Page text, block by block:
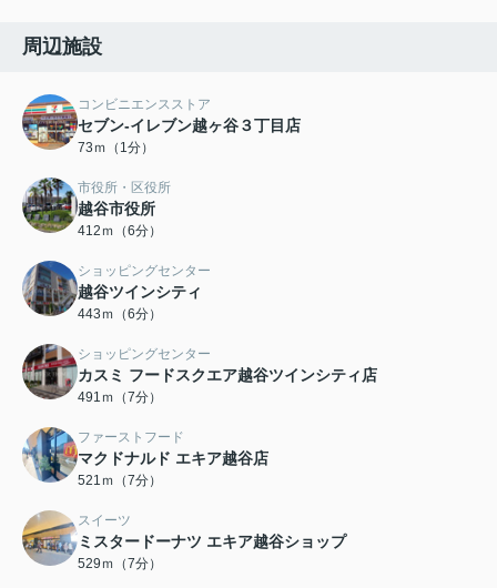
周辺施設
コンビニエンスストア
セブン-イレブン越ヶ谷３丁目店
73ｍ（1分）
市役所・区役所
越谷市役所
412ｍ（6分）
ショッピングセンター
越谷ツインシティ
443ｍ（6分）
ショッピングセンター
カスミ フードスクエア越谷ツインシティ店
491ｍ（7分）
ファーストフード
マクドナルド エキア越谷店
521ｍ（7分）
スイーツ
ミスタードーナツ エキア越谷ショップ
529ｍ（7分）